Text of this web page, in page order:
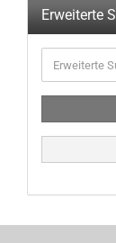
Erweiterte